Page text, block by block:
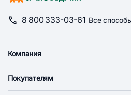
8 800 333-03-61 Все
Компания
Новости
Покупателям